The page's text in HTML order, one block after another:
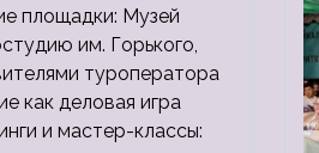
площадки: Музей
им. Горького,
туроператора
как деловая игра
и мастер-классы: